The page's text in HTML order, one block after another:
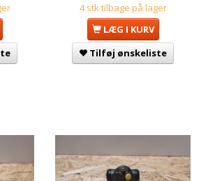
4 stk tilbage på lager
LÆG I KURV
Tilføj ønskeliste